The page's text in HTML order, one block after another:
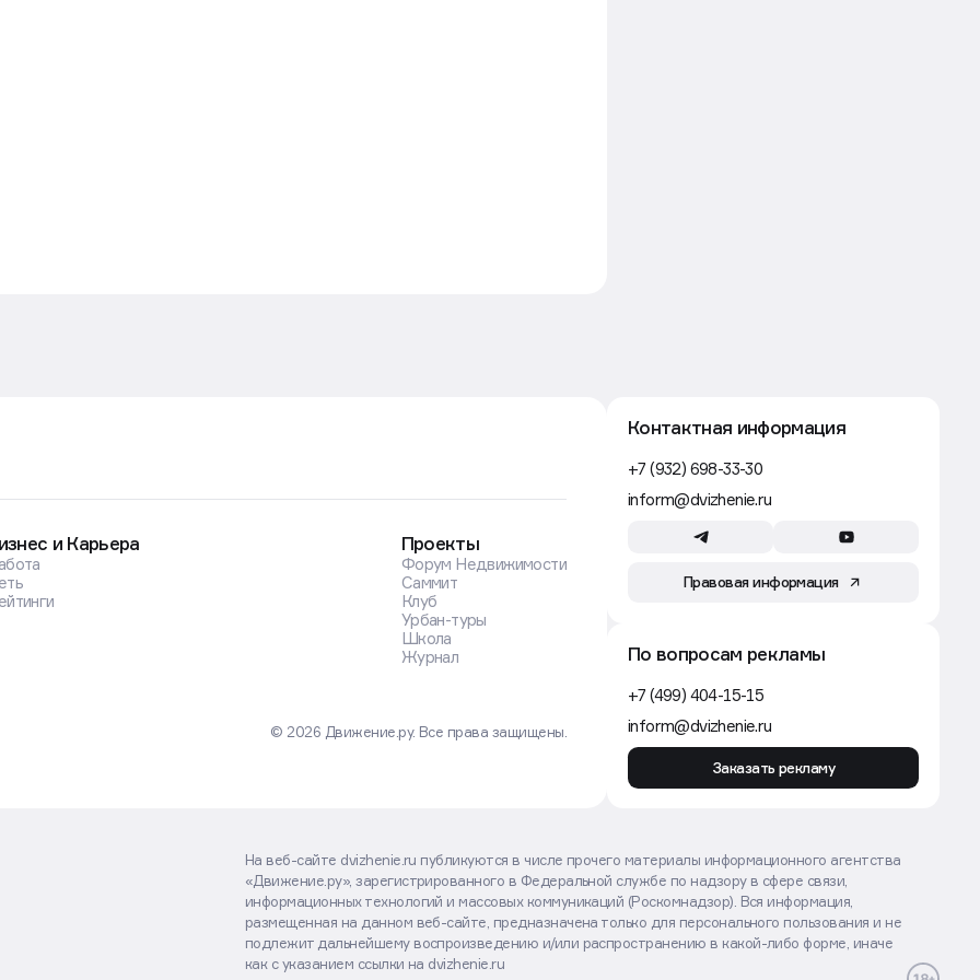
и Карьера Проекты
Форум Недвижимости
Саммит
Клуб
Урбан-туры
Школа
Журнал
© 2026 Движение.ру. Все права защищены.
Контактная информация
+7 (932) 698-33-30
inform@dvizhenie.ru
Правовая информация
По вопросам рекламы
+7 (499) 404-15-15
inform@dvizhenie.ru
Заказать рекламу
На веб-сайте dvizhenie.ru публикуются в числе прочего материалы информационного агентства
«Движение.ру», зарегистрированного в Федеральной службе по надзору в сфере связи,
информационных технологий и массовых коммуникаций (Роскомнадзор). Вся информация,
размещенная на данном веб-сайте, предназначена только для персонального пользования и не
подлежит дальнейшему воспроизведению и/или распространению в какой-либо форме, иначе
как с указанием ссылки на dvizhenie.ru